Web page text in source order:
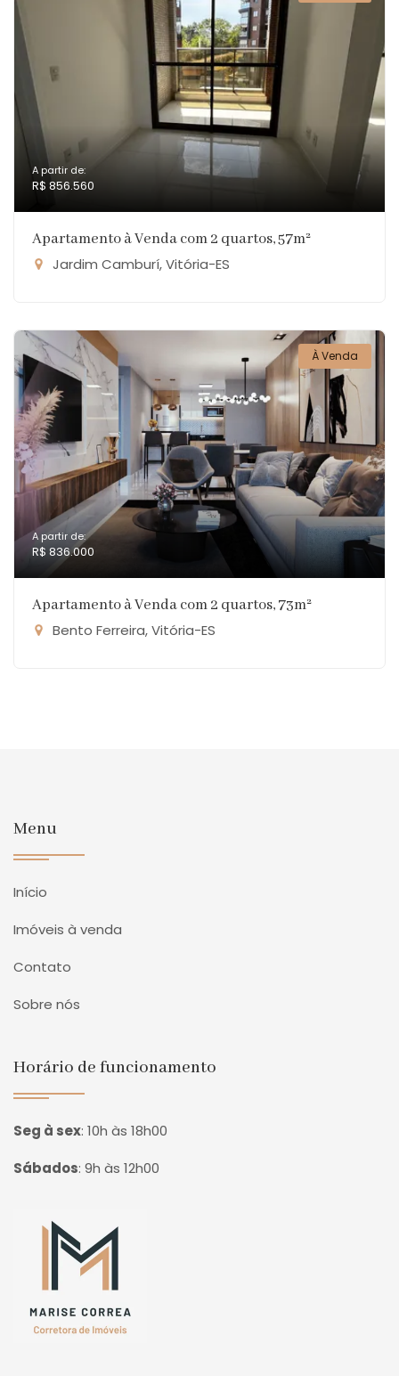
A partir de:
R$ 856.560
Apartamento à Venda com 2 quartos, 57m²
Jardim Camburí, Vitória-ES
À Venda
A partir de:
R$ 836.000
Apartamento à Venda com 2 quartos, 73m²
Bento Ferreira, Vitória-ES
Menu
Início
Imóveis à venda
Contato
Sobre nós
Horário de funcionamento
Seg à sex: 10h às 18h00
Sábados: 9h às 12h00
Página inicial